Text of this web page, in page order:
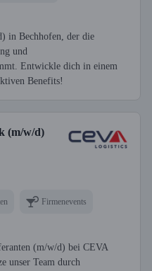
in Bechhofen, der die
und
Entwickle dich in einem
Benefits!
(m/w/d)
Firmenevents
(m/w/d) bei CEVA
unser Team durch